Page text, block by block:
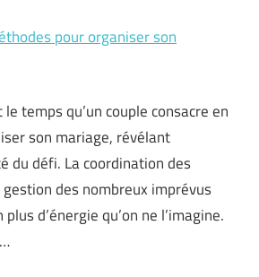
pour organiser son
le temps qu’un couple consacre en
son mariage, révélant
du défi. La coordination des
des nombreux imprévus
d’énergie qu’on ne l’imagine.